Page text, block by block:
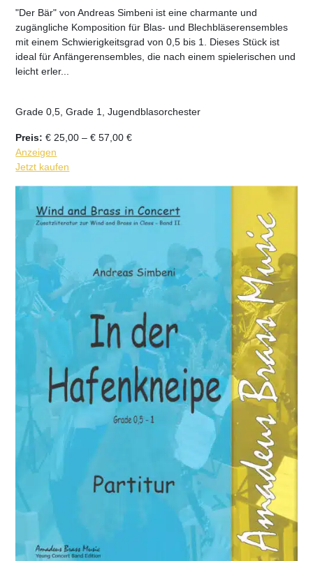
"Der Bär" von Andreas Simbeni ist eine charmante und
zugängliche Komposition für Blas- und Blechbläserensembles
mit einem Schwierigkeitsgrad von 0,5 bis 1. Dieses Stück ist
ideal für Anfängerensembles, die nach einem spielerischen und
leicht erler...
Grade 0,5, Grade 1, Jugendblasorchester
Preis: € 25,00 –€ 57,00Preisspanne:
€
Anzeigen
Jetzt kaufen